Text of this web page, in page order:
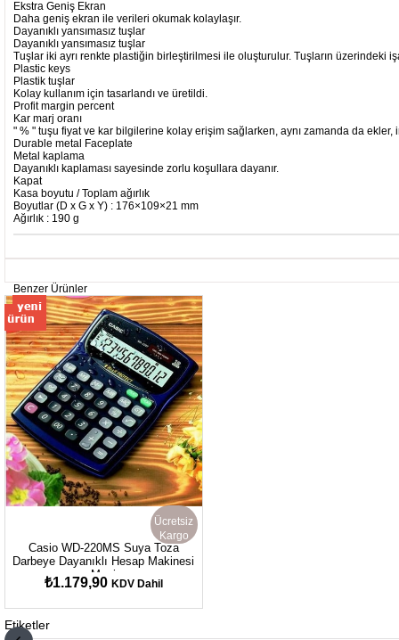
Ekstra Geniş Ekran
Daha geniş ekran ile verileri okumak kolaylaşır.
Dayanıklı yansımasız tuşlar
Dayanıklı yansımasız tuşlar
Tuşlar iki ayrı renkte plastiğin birleştirilmesi ile oluşturulur. Tuşların üzerindeki
Plastic keys
Plastik tuşlar
Kolay kullanım için tasarlandı ve üretildi.
Profit margin percent
Kar marj oranı
" % " tuşu fiyat ve kar bilgilerine kolay erişim sağlarken, aynı zamanda da
Durable metal Faceplate
Metal kaplama
Dayanıklı kaplaması sayesinde zorlu koşullara dayanır.
Kapat
Kasa boyutu / Toplam ağırlık
Boyutlar (D x G x Y) : 176×109×21 mm
Ağırlık : 190 g
Benzer Ürünler
Casio WD-220MS Suya Toza
Darbeye Dayanıklı Hesap Makinesi
Mavi
₺1.179,90 KDV Dahil
Ücretsiz
Kargo
Etiketler